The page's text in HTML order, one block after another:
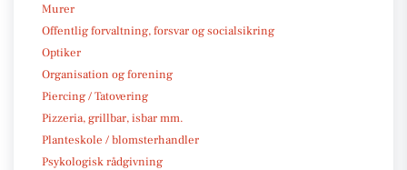
Murer
Offentlig forvaltning, forsvar og socialsikring
Optiker
Organisation og forening
Piercing / Tatovering
Pizzeria, grillbar, isbar mm.
Planteskole / blomsterhandler
Psykologisk rådgivning